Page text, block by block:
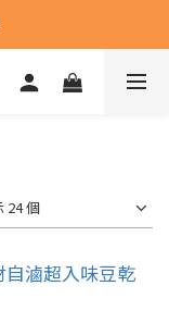
費
費
24 個